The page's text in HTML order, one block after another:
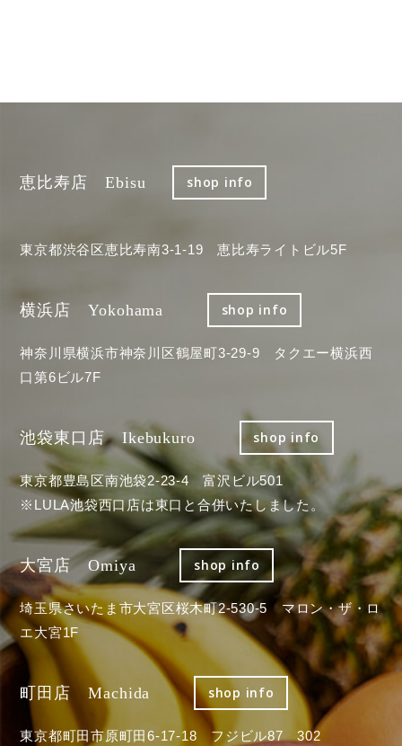
恵比寿店 Ebisu shop info
東京都渋谷区恵比寿南3-1-19 恵比寿ライトビル5F
横浜店 Yokohama shop info
神奈川県横浜市神奈川区鶴屋町3-29-9 タクエー横浜西
口第6ビル7F
池袋東口店 Ikebukuro shop info
東京都豊島区南池袋2-23-4 富沢ビル501
※LULA池袋西口店は東口と合併いたしました。
大宮店 Omiya shop info
埼玉県さいたま市大宮区桜木町2-530-5 マロン・ザ・ロ
エ大宮1F
町田店 Machida shop info
東京都町田市原町田6-17-18 フジビル87 302